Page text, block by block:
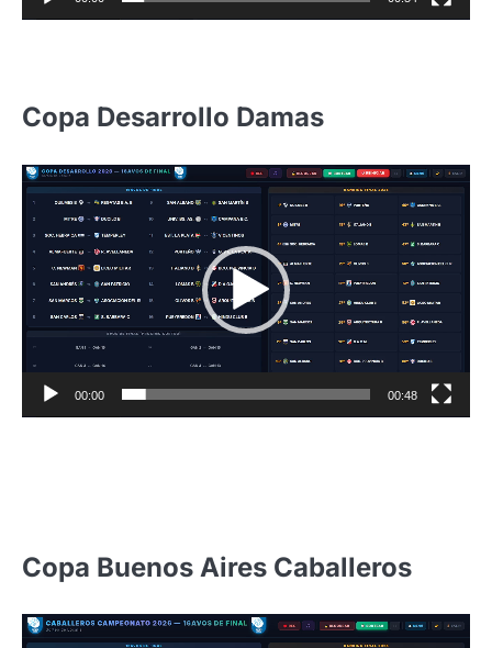
Copa Desarrollo Damas
Reproductor
de
video
00:00 00:48
Copa Buenos Aires Caballeros
Reproductor